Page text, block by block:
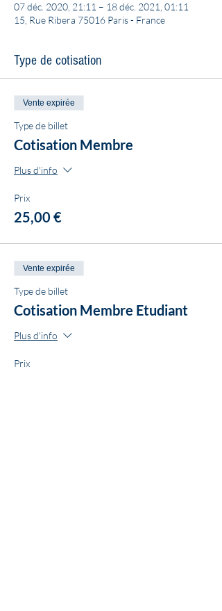
07 déc. 2020, 21:11 – 18 déc. 2021, 01:11
15, Rue Ribera 75016 Paris - France
Type de cotisation
Vente expirée
Type de billet
Cotisation Membre
Plus d'info
Prix
25,00 €
Vente expirée
Type de billet
Cotisation Membre Etudiant
Plus d'info
Prix